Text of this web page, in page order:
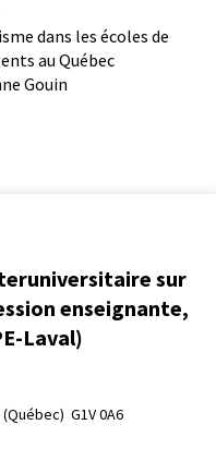
dans les écoles de
au Québec
Gouin
sur
enseignante,
Laval)
G1V 0A6